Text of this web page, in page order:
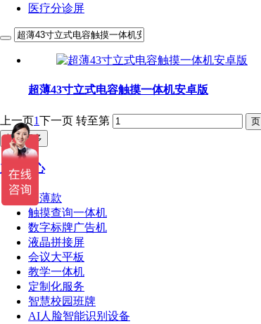
医疗分诊屏
超薄43寸立式电容触摸一体机安卓版
上一页1下一页 转至第
加载更多
产品中心
超薄款
触摸查询一体机
数字标牌广告机
液晶拼接屏
会议大平板
教学一体机
定制化服务
智慧校园班牌
AI人脸智能识别设备